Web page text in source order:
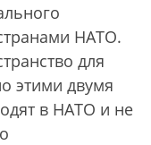
НАТО.
для
этими двумя
в НАТО и не